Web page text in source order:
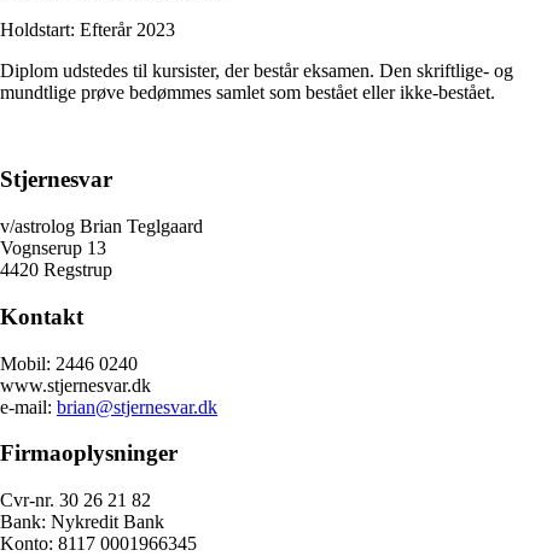
Holdstart: Efterår 2023
Diplom udstedes til kursister, der består eksamen. Den skriftlige- og
mundtlige prøve bedømmes samlet som bestået eller ikke-bestået.
Stjernesvar
v/astrolog Brian Teglgaard
Vognserup 13
4420 Regstrup
Kontakt
Mobil: 2446 0240
www.stjernesvar.dk
e-mail: brian@stjernesvar.dk
Firmaoplysninger
Cvr-nr. 30 26 21 82
Bank: Nykredit Bank
Konto: 8117 0001966345